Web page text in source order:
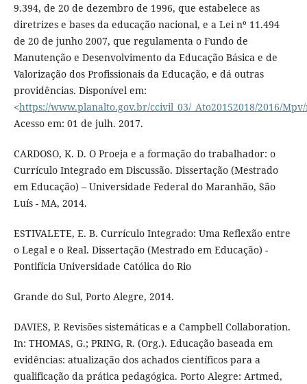
9.394, de 20 de dezembro de 1996, que estabelece as
diretrizes e bases da educação nacional, e a Lei nº 11.494
de 20 de junho 2007, que regulamenta o Fundo de
Manutenção e Desenvolvimento da Educação Básica e de
Valorização dos Profissionais da Educação, e dá outras
providências. Disponível em:
<https://www.planalto.gov.br/ccivil_03/_Ato20152018/2016/
Acesso em: 01 de julh. 2017.
CARDOSO, K. D. O Proeja e a formação do trabalhador: o
Currículo Integrado em Discussão. Dissertação (Mestrado
em Educação) – Universidade Federal do Maranhão, São
Luís - MA, 2014.
ESTIVALETE, E. B. Currículo Integrado: Uma Reflexão entre
o Legal e o Real. Dissertação (Mestrado em Educação) -
Pontifícia Universidade Católica do Rio
Grande do Sul, Porto Alegre, 2014.
DAVIES, P. Revisões sistemáticas e a Campbell Collaboration.
In: THOMAS, G.; PRING, R. (Org.). Educação baseada em
evidências: atualização dos achados científicos para a
qualificação da prática pedagógica. Porto Alegre: Artmed,